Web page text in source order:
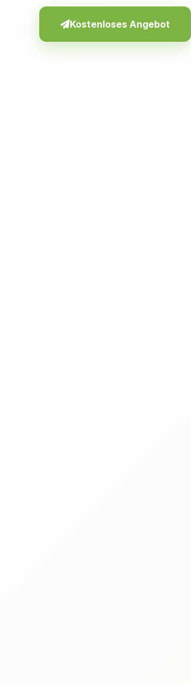
Kostenloses Angebot